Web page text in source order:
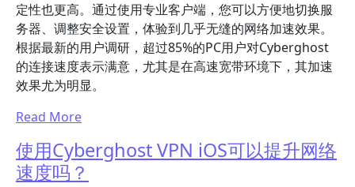
定性也更高。通过使用专业客户端，您可以方便地切换服
务器、调整安全设置，体验到几乎无缝的网络加速效果。
根据最新的用户调研，超过85%的PC用户对Cyberghost
的连接速度表示满意，尤其是在高速宽带环境下，其加速
效果尤为明显。
Read More
使用Cyberghost VPN iOS可以提升网络
速度吗？